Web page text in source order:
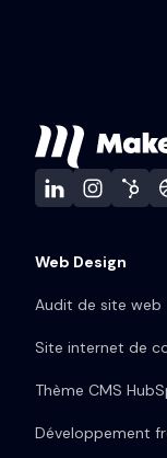
Web Design
Audit de site web
Site internet de
Thème CMS
Développement